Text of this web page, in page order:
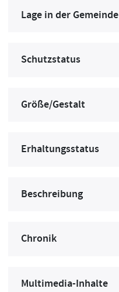
Lage in der Gemeinde
Schutzstatus
Größe/Gestalt
Erhaltungsstatus
Beschreibung
Chronik
Multimedia-Inhalte